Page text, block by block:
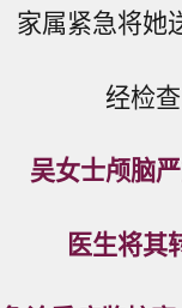
家属紧急将她
经检查
吴女士颅脑
医生将其